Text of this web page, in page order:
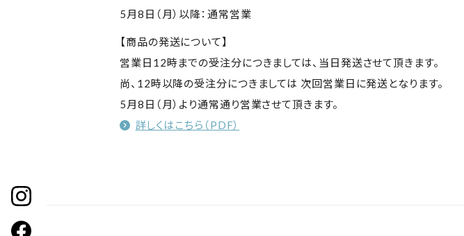
5月8日（月）以降：通常営業
【商品の発送について】
営業日12時までの受注分につきましては、当日発送させて頂きます。
尚、12時以降の受注分につきましては 次回営業日に発送となります。
5月8日（月）より通常通り営業させて頂きます。
詳しくはこちら（PDF）